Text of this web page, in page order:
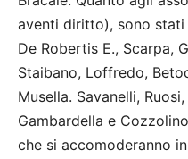
aventi diritto), sono stati
De Robertis E., Scarpa,
Staibano, Loffredo,
Musella. Savanelli,
Gambardella e
che si accomoderanno